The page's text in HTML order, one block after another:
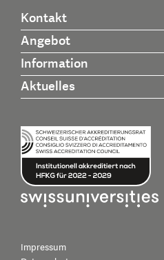
Kontakt
Angebot
Information
Aktuelles
Impressum